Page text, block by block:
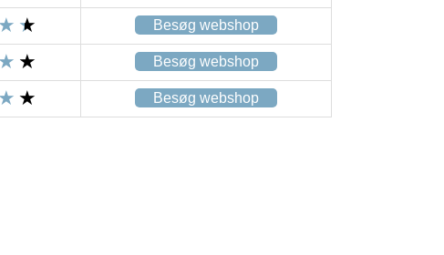
Besøg webshop
Besøg webshop
Besøg webshop